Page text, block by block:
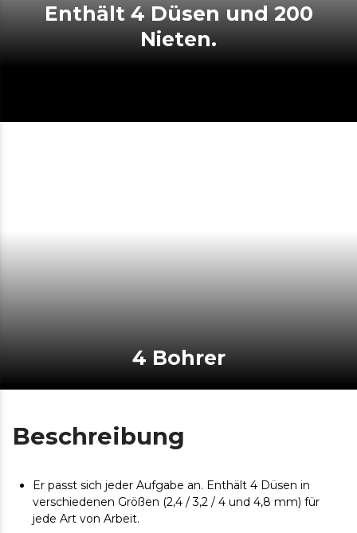
Enthält 4 Düsen und 200
Nieten.
4 Bohrer
Beschreibung
Er passt sich jeder Aufgabe an. Enthält 4 Düsen in
verschiedenen Größen (2,4 / 3,2 / 4 und 4,8 mm) für
jede Art von Arbeit.